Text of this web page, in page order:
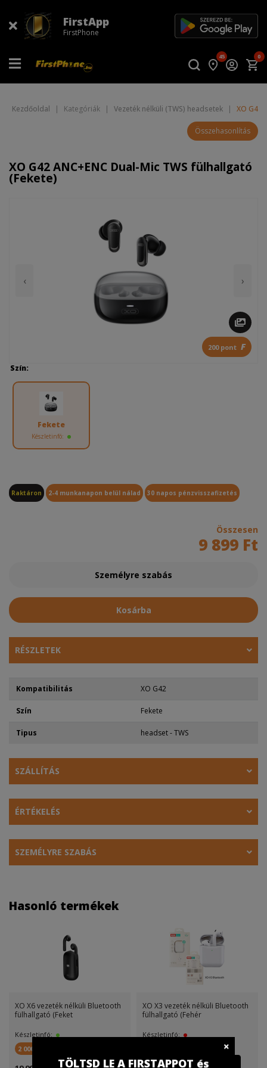
FirstApp
FirstPhone
45 0
Kezdőoldal | Kategóriák | Vezeték nélküli (TWS) headsetek | XO G42
Összehasonlítás
XO G42 ANC+ENC Dual-Mic TWS fülhallgató
(Fekete)
‹ ›
200 pont F
Szín:
Fekete
Készletinfó:
Raktáron 2-4 munkanapon belül nálad 30 napos pénzvisszafizetés
Összesen
9 899 Ft
Személyre szabás
Kosárba
RÉSZLETEK
Kompatibilitás XO G42
Szín Fekete
Tipus headset - TWS
SZÁLLÍTÁS
ÉRTÉKELÉS
SZEMÉLYRE SZABÁS
Hasonló termékek
XO X6 vezeték nélküli Bluetooth
fülhallgató (Feket
Készletinfó:
2 000 FirstPont
XO X3 vezeték nélküli Bluetooth
fülhallgató (Fehér
Készletinfó:
TÖLTSD LE A FIRSTAPPOT és